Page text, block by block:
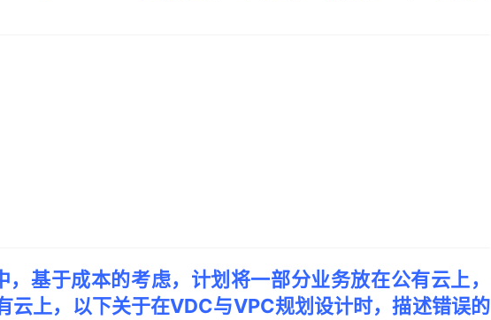
，基于成本的考虑，计划将一部分业务放在公有云上，
云上，以下关于在VDC与VPC规划设计时，描述错误的